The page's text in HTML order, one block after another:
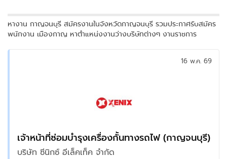
หางาน กาญจนบุรี สมัครงานในจังหวัดกาญจนบุรี รวมประกาศรับสมัคร
พนักงาน เมืองกาญ หาตำแหน่งงานว่างบริษัทต่างๆ งานราชการ
เจ้าหน้าที่ซ่อมบำรุงเครื่องกั้นทางรถไฟ (กาญจนบุรี)
บริษัท ซีนิกซ์ อีเล็คเท็ค จำกัด
16 พ.ค. 69